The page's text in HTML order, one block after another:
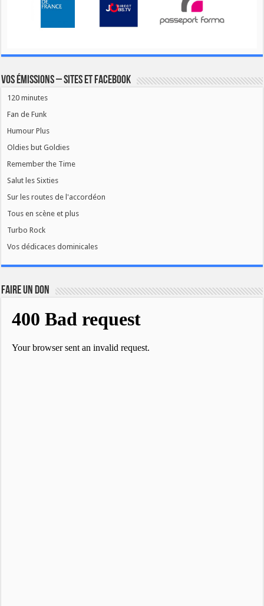
Vos émissions – Sites et Facebook
120 minutes
Fan de Funk
Humour Plus
Oldies but Goldies
Remember the Time
Salut les Sixties
Sur les routes de l'accordéon
Tous en scène et plus
Turbo Rock
Vos dédicaces dominicales
FAIRE UN DON